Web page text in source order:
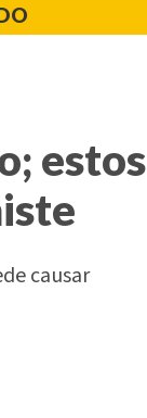
estos
causar